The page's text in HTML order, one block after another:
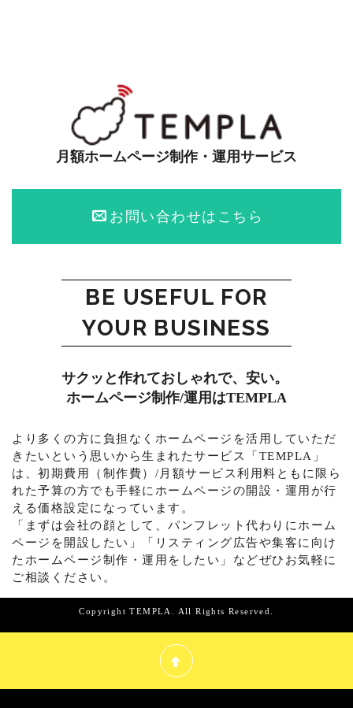
月額ホームページ制作・運用サービス
お問い合わせはこちら
BE USEFUL FOR
YOUR BUSINESS
サクッと作れておしゃれで、安い。
ホームページ制作/運用はTEMPLA
より多くの方に負担なくホームページを活用していただ
きたいという思いから生まれたサービス「TEMPLA」
は、初期費用（制作費）/月額サービス利用料ともに限ら
れた予算の方でも手軽にホームページの開設・運用が行
える価格設定になっています。
「まずは会社の顔として、パンフレット代わりにホーム
ページを開設したい」「リスティング広告や集客に向け
たホームページ制作・運用をしたい」などぜひお気軽に
ご相談ください。
Copyright TEMPLA. All Rights Reserved.